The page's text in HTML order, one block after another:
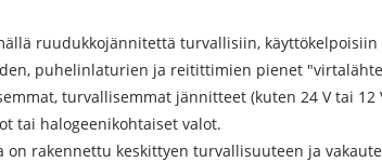
ruudukkojännitettä turvallisiin,
puhelinlaturien ja reitittimien pienet
turvallisemmat jännitteet (kuten 24 V tai
tai halogeenikohtaiset valot.
rakennettu keskittyen turvallisuuteen ja